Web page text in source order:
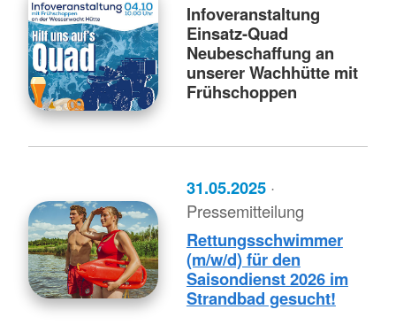
Infoveranstaltung
Einsatz-Quad
Neubeschaffung an
unserer Wachhütte mit
Frühschoppen
31.05.2025 ·
Pressemitteilung
Rettungsschwimmer
(m/w/d) für den
Saisondienst 2026 im
Strandbad gesucht!